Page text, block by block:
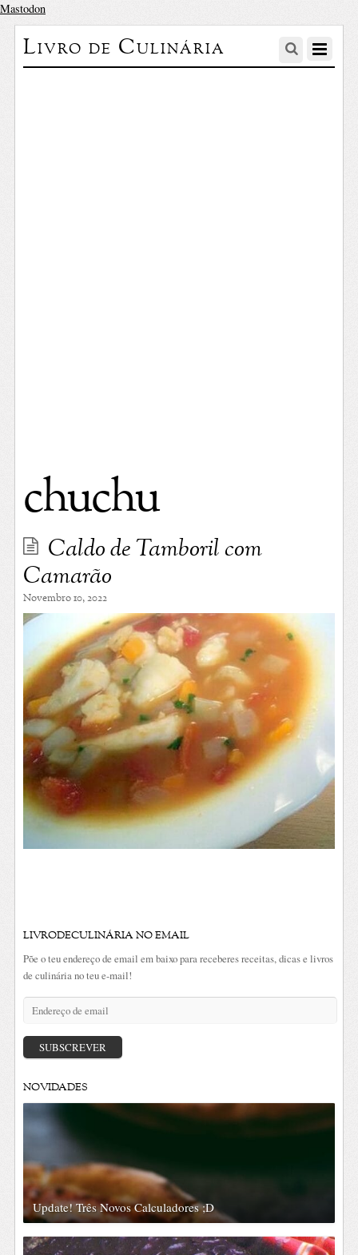
Mastodon
Livro de Culinária
chuchu
Caldo de Tamboril com
Camarão
Novembro 10, 2022
LIVRODECULINÁRIA NO EMAIL
Põe o teu endereço de email em baixo para receberes receitas, dicas e livros
de culinária no teu e-mail!
email
SUBSCREVER
NOVIDADES
Update! Três Novos Calculadores ;D